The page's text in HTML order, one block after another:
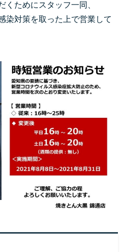
くためにスタッフ一同、
染対策を取った上で営業して